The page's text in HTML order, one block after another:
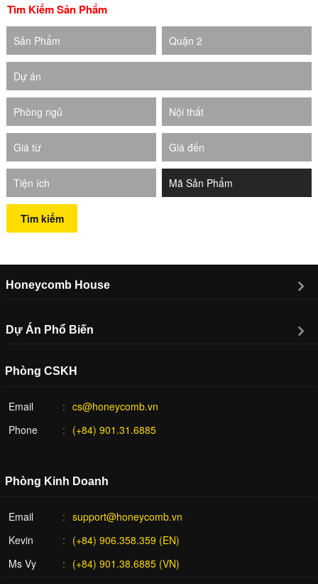
Tìm Kiếm Sản Phẩm
Sản Phẩm Quận 2
Dự án
Phòng ngủ Nội thất
Giá từ Giá đến
Tiện ích
Tìm kiếm
Honeycomb House
Dự Án Phổ Biến
Phòng CSKH
Email
cs@honeycomb.vn
Phone
(+84) 901.31.6885
Phòng Kinh Doanh
Email
support@honeycomb.vn
Kevin
(+84) 906.358.359 (EN)
Ms Vy
(+84) 901.38.6885 (VN)